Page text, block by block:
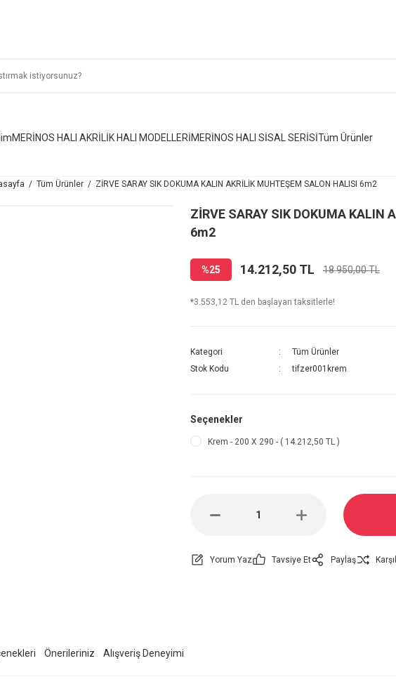
MERİNOS HALI AKRİLİK HALI MODELLERİMERİNOS HALI SİSAL SERİSİTüm Ürünler
Tüm Ürünler ZİRVE SARAY SIK DOKUMA KALIN AKRİLİK MUHTEŞEM SALON HALISI 6m2
ZİRVE SARAY SIK DOKUMA KALIN
6m2
%25 14.212,50 TL 18.950,00 TL
*3.553,12 TL den başlayan taksitlerle!
Kategori
Tüm Ürünler
Stok Kodu
tifzer001krem
Seçenekler
Krem - 200 X 290 - ( 14.212,50 TL )
Yorum Yaz Tavsiye Et Paylaş
Önerileriniz Alışveriş Deneyimi